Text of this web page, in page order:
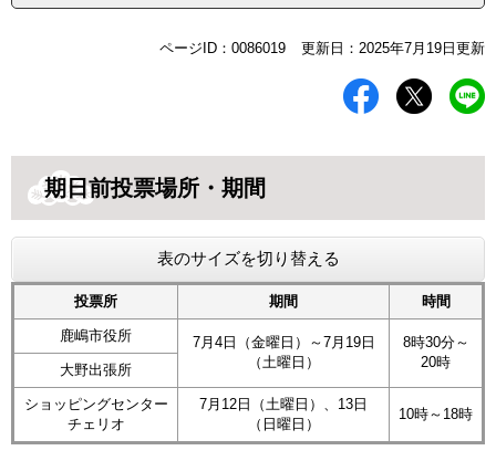
ページID：0086019 更新日：2025年7月19日更新
期日前投票場所・期間
表のサイズを切り替える
投票所 期間 時間
鹿嶋市役所
7月4日（金曜日）～7月19日
（土曜日）
8時30分～
20時
大野出張所
ショッピングセンター
チェリオ
7月12日（土曜日）、13日
（日曜日）
10時～18時